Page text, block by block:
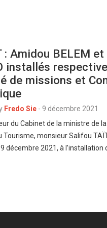
: Amidou BELEM
installés
de missions et
Fredo Sie - 9 décembre 2021
du Cabinet de la ministre de
Tourisme, monsieur Salifou
décembre 2021, à l’installation